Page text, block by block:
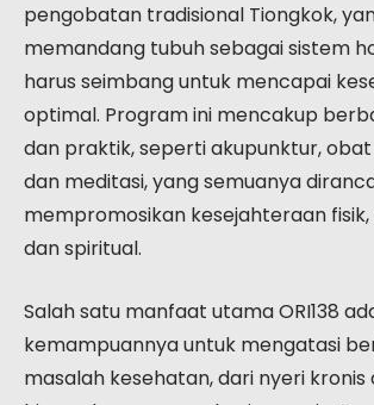
pengobatan tradisional Tiongkok,
memandang tubuh sebagai sistem
harus seimbang untuk mencapai
optimal. Program ini mencakup
dan praktik, seperti akupunktur,
dan meditasi, yang semuanya
mempromosikan kesejahteraan fisik,
dan spiritual.
Salah satu manfaat utama ORI138
kemampuannya untuk mengatasi
masalah kesehatan, dari nyeri kronis